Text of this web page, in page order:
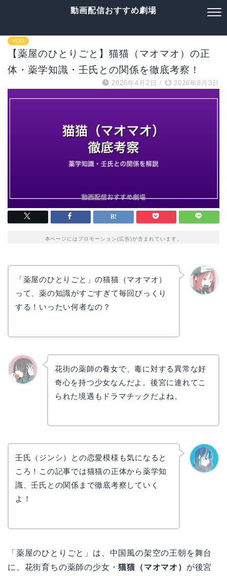
動画配信おすすめ劇場
VOD
【薬屋のひとりごと】猫猫（マオマオ）の正
体・薬学知識・壬氏との関係を徹底考察！
2026年4月2日 / 2026年8月3日
本ページにはプロモーション(広告)が含まれています。
「薬屋のひとりごと」の猫猫（マオマオ）
って、薬の知識がすごすぎて毎回びっくり
する！いったい何者なの？
花街の薬師の養女で、毒に対する異常な好
奇心を持つ少女なんだよ。後宮に連れてこ
られた境遇もドラマチックだよね。
壬氏（ジンシ）との恋愛模様も気になると
ころ！この記事では猫猫の正体から薬学知
識、壬氏との関係まで徹底考察していく
よ！
「薬屋のひとりごと」は、中国風の架空の王朝を舞台
に、花街育ちの薬師の少女・猫猫（マオマオ） が後宮